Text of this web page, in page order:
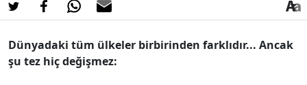
Dünyadaki tüm ülkeler birbirinden farklıdır... Ancak
şu tez hiç değişmez: